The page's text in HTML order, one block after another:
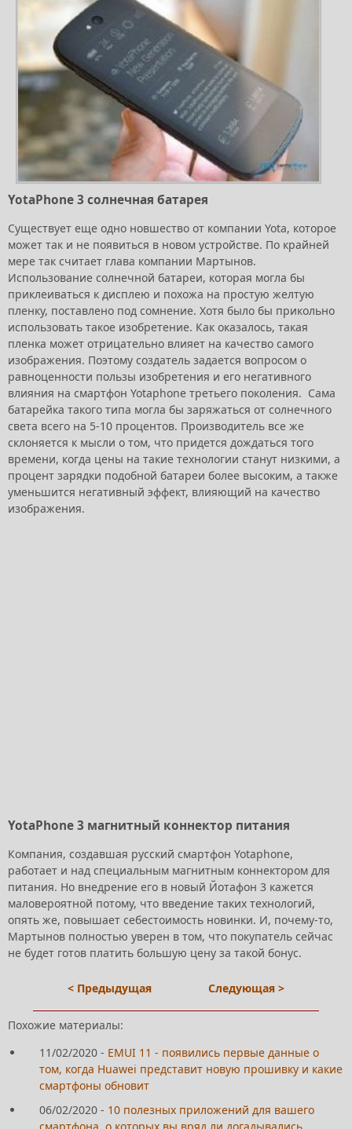
YotaPhone 3 солнечная батарея
Существует еще одно новшество от компании Yota, которое
может так и не появиться в новом устройстве. По крайней
мере так считает глава компании Мартынов.
Использование солнечной батареи, которая могла бы
приклеиваться к дисплею и похожа на простую желтую
пленку, поставлено под сомнение. Хотя было бы прикольно
использовать такое изобретение. Как оказалось, такая
пленка может отрицательно влияет на качество самого
изображения. Поэтому создатель задается вопросом о
равноценности пользы изобретения и его негативного
влияния на смартфон Yotaphone третьего поколения. Сама
батарейка такого типа могла бы заряжаться от солнечного
света всего на 5-10 процентов. Производитель все же
склоняется к мысли о том, что придется дождаться того
времени, когда цены на такие технологии станут низкими, а
процент зарядки подобной батареи более высоким, а также
уменьшится негативный эффект, влияющий на качество
изображения.
YotaPhone 3 магнитный коннектор питания
Компания, создавшая русский смартфон Yotaphone,
работает и над специальным магнитным коннектором для
питания. Но внедрение его в новый Йотафон 3 кажется
маловероятной потому, что введение таких технологий,
опять же, повышает себестоимость новинки. И, почему-то,
Мартынов полностью уверен в том, что покупатель сейчас
не будет готов платить большую цену за такой бонус.
< Предыдущая Следующая >
Похожие материалы:
11/02/2020 - EMUI 11 - появились первые данные о
том, когда Huawei представит новую прошивку и какие
смартфоны обновит
06/02/2020 - 10 полезных приложений для вашего